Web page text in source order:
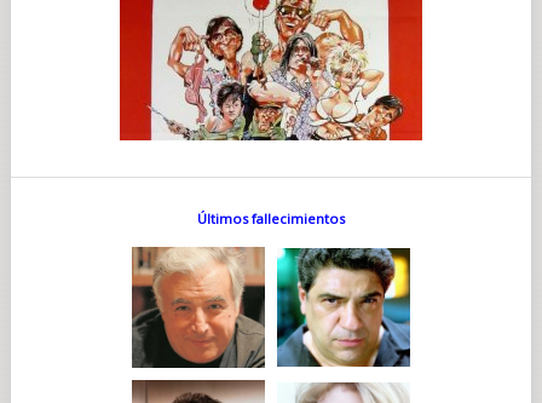
Últimos fallecimientos